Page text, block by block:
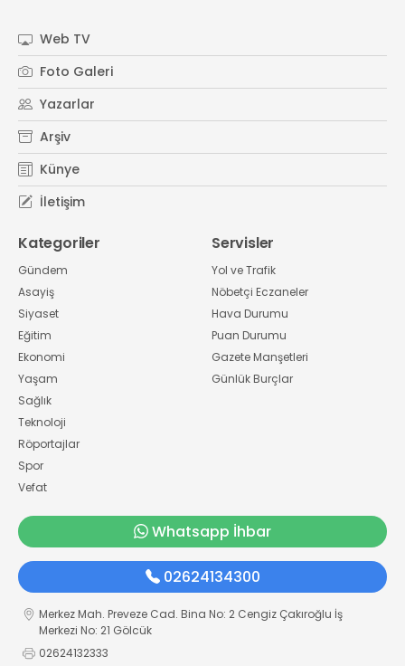
Web TV
Foto Galeri
Yazarlar
Arşiv
Künye
İletişim
Kategoriler
Gündem
Asayiş
Siyaset
Eğitim
Ekonomi
Yaşam
Sağlık
Teknoloji
Röportajlar
Spor
Vefat
Servisler
Yol ve Trafik
Nöbetçi Eczaneler
Hava Durumu
Puan Durumu
Gazete Manşetleri
Günlük Burçlar
Whatsapp İhbar
02624134300
Merkez Mah. Preveze Cad. Bina No: 2 Cengiz Çakıroğlu İş
Merkezi No: 21 Gölcük
02624132333